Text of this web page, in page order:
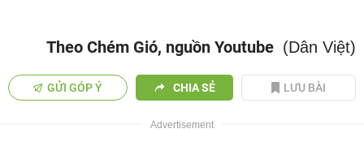
Theo Chém Gió, nguồn Youtube (Dân Việt)
GỬI GÓP Ý CHIA SẺ LƯU BÀI